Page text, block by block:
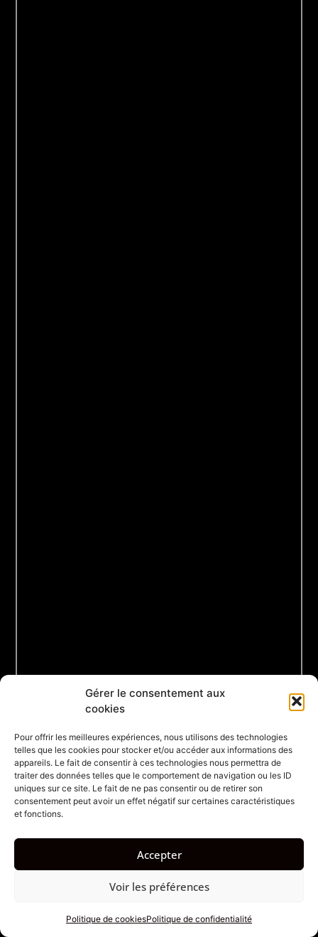
Gérer le consentement aux
cookies
Pour offrir les meilleures expériences, nous utilisons des technologies
telles que les cookies pour stocker et/ou accéder aux informations des
appareils. Le fait de consentir à ces technologies nous permettra de
traiter des données telles que le comportement de navigation ou les ID
uniques sur ce site. Le fait de ne pas consentir ou de retirer son
consentement peut avoir un effet négatif sur certaines caractéristiques
et fonctions.
Accepter
Voir les préférences
Politique de cookiesPolitique de confidentialité